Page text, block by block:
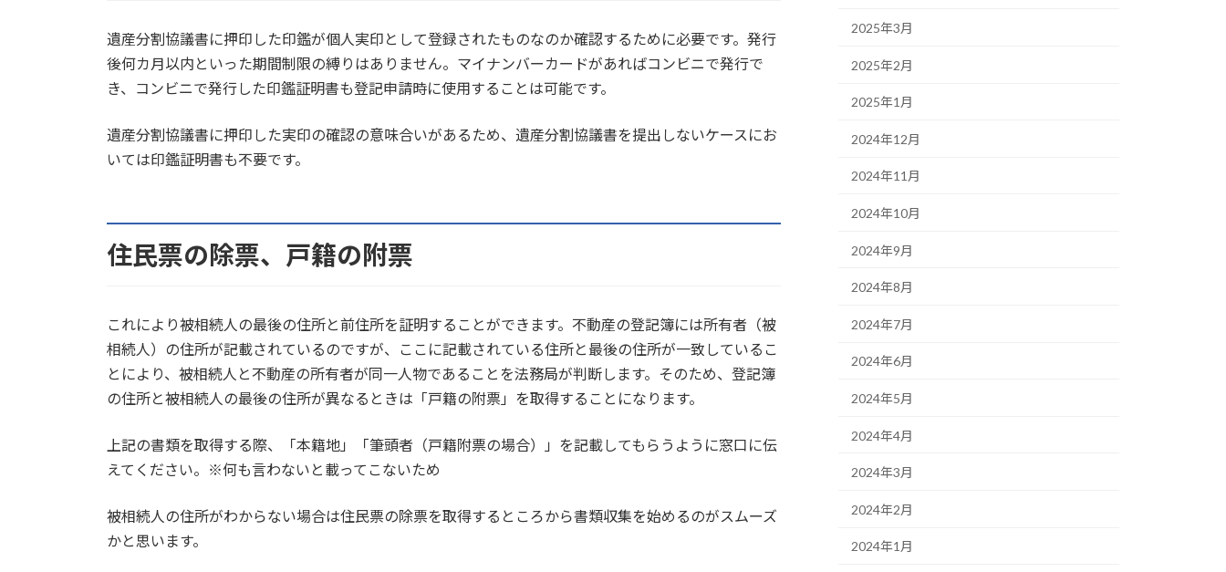
遺産分割協議書に押印した印鑑が個人実印として登録されたものなのか確認するために必要です。発行
後何カ月以内といった期間制限の縛りはありません。マイナンバーカードがあればコンビニで発行で
き、コンビニで発行した印鑑証明書も登記申請時に使用することは可能です。
遺産分割協議書に押印した実印の確認の意味合いがあるため、遺産分割協議書を提出しないケースにお
いては印鑑証明書も不要です。
住民票の除票、戸籍の附票
これにより被相続人の最後の住所と前住所を証明することができます。不動産の登記簿には所有者（被
相続人）の住所が記載されているのですが、ここに記載されている住所と最後の住所が一致しているこ
とにより、被相続人と不動産の所有者が同一人物であることを法務局が判断します。そのため、登記簿
の住所と被相続人の最後の住所が異なるときは「戸籍の附票」を取得することになります。
上記の書類を取得する際、「本籍地」「筆頭者（戸籍附票の場合）」を記載してもらうように窓口に伝
えてください。※何も言わないと載ってこないため
被相続人の住所がわからない場合は住民票の除票を取得するところから書類収集を始めるのがスムーズ
かと思います。
2025年3月
2025年2月
2025年1月
2024年12月
2024年11月
2024年10月
2024年9月
2024年8月
2024年7月
2024年6月
2024年5月
2024年4月
2024年3月
2024年2月
2024年1月